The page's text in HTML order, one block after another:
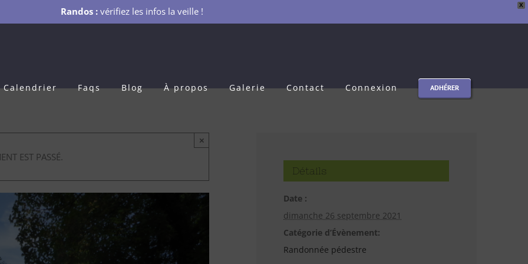
X
Randos : vérifiez les infos la veille !
Calendrier Faqs Blog À propos Galerie Contact Connexion ADHÉRER
EST PASSÉ.
×
Détails
Date :
dimanche 26 septembre 2021
Catégorie d’Évènement:
Randonnée pédestre